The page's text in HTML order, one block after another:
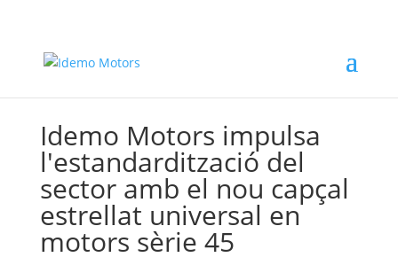
Idemo Motors impulsa
l'estandardització del
sector amb el nou capçal
estrellat universal en
motors sèrie 45